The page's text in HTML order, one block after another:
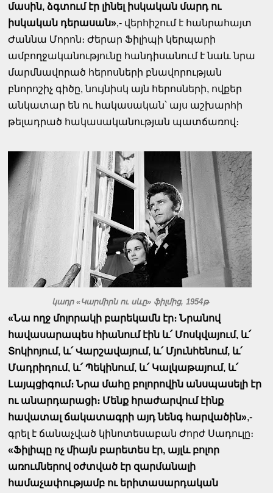
մասին, ձգտում էր լինել իսկական մարդ ու
իսկական դերասան»,- վերհիշում է հանրահայտ
Ժաննա Մորոն։ Ժերար Ֆիլիպի կերպարի
ամբողջականությունը հանդիսանում է նաև նրա
մարմնավորած հերոսների բնավորության
բնորոշիչ գիծը, նույնիսկ այն հերոսների, ովքեր
անկատար են ու հակասական՝ այս աշխարհի
թելադրած հակասականության պատճառով։
կադր «Կարմիրն ու սևը» ֆիլմից, 1954թ
«Նա ողջ մոլորակի բարեկամն էր։ Նրանով
հավասարապես հիանում էին և՛ Մոսկվայում, և՛
Տոկիոյում, և՛ Վարշավայում, և՛ Մյունհենում, և՛
Մադրիդում, և՛ Պեկինում, և՛ Կալկաթայում, և՛
Լայպցիգում։ Նրա մահը բոլորովին անսպասելի էր
ու անարդարացի։ Մենք հրաժարվում էինք
հավատալ ճակատագրի այդ նենգ հարվածին»,-
գրել է ճանաչված կինոտեսաբան Ժորժ Սադուլը։
«Ֆիլիպը ոչ միայն բարետես էր, այլև բոլոր
առումներով օժտված էր զարմանալի
համաչափությամբ ու երիտասարդական